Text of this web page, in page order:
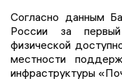
Согласно данным
России за
физической
местности
инфраструктуры